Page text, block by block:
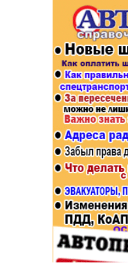
Афиша
Строительство и ремонт
Авто и мото
Рестораны, кафе, бары
Спорт Фитнес
Недвижимость
Красота Косметология
Популярное →
Строительство и ремонт